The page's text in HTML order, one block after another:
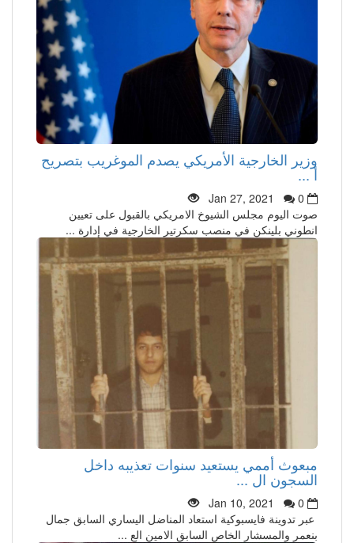
وزير الخارجية الأمريكي يصدم الموغريب بتصريح
أ ...
Jan 27, 2021
0
صوت اليوم مجلس الشيوخ الامريكي بالقبول على تعيين
انطوني بلينكن في منصب سكرتير الخارجية في إدارة ...
مبعوث أممي يستعيد سنوات تعذيبه داخل
السجون ال ...
Jan 10, 2021
0
عبر تدوينة فايسبوكية استعاد المناضل اليساري السابق جمال
بنعمر والمسشار الخاص السابق الامين الع ...